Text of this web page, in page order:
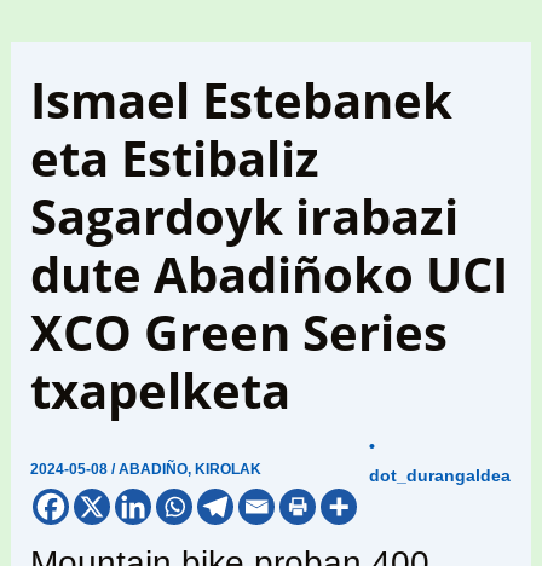
Ismael Estebanek
eta Estibaliz
Sagardoyk irabazi
dute Abadiñoko UCI
XCO Green Series
txapelketa
2024-05-08/ABADIÑO, KIROLAK
•
dot_durangaldea